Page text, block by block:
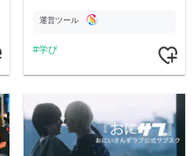
す運営ツール
学び